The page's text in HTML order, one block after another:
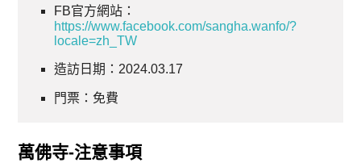
FB官方網站：
https://www.facebook.com/sangha.wanfo/?
locale=zh_TW
造訪日期：2024.03.17
門票：免費
萬佛寺-注意事項